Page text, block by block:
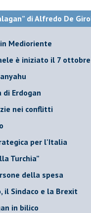
di Alfredo De
Medioriente
è iniziato il 7
di Erdogan
nei conflitti
per l'Italia
Turchia”
della spesa
il Sindaco e la Brexit
in bilico